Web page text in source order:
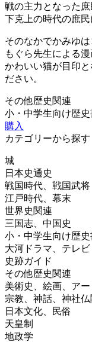
戦の主力となった
下克上の時代の庶民
そのなかでかみゆは
もぐら先生による
かわいい猫が目印
ださい。
その他歴史関連
小・中学生向け歴史
購入
カテゴリーから探す
城
日本史通史
戦国時代、戦国武将
江戸時代、幕末
世界史関連
三国志、中国史
小・中学生向け歴史
大河ドラマ、テレ
史跡ガイド
その他歴史関連
美術史、絵画、アー
宗教、神話、神社仏
日本文化、民俗
天皇制
地政学